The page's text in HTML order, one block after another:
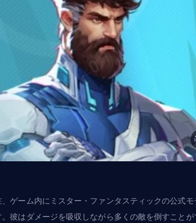
ゲーム内にミスター・ファンタスティックの公式モ
彼はダメージを吸収しながら多くの敵を倒すこと